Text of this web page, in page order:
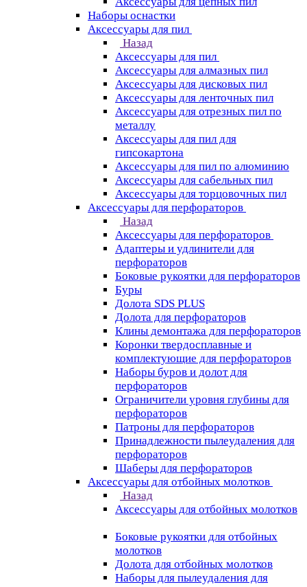
Наборы оснастки
Аксессуары для пил
Назад
Аксессуары для пил
Аксессуары для алмазных пил
Аксессуары для дисковых пил
Аксессуары для ленточных пил
Аксессуары для отрезных пил по
металлу
Аксессуары для пил для
гипсокартона
Аксессуары для пил по алюминию
Аксессуары для сабельных пил
Аксессуары для торцовочных пил
Аксессуары для перфораторов
Назад
Аксессуары для перфораторов
Адаптеры и удлинители для
перфораторов
Боковые рукоятки для перфораторов
Буры
Долота SDS PLUS
Долота для перфораторов
Клины демонтажа для перфораторов
Коронки твердосплавные и
комплектующие для перфораторов
Наборы буров и долот для
перфораторов
Ограничители уровня глубины для
перфораторов
Патроны для перфораторов
Принадлежности пылеудаления для
перфораторов
Шаберы для перфораторов
Аксессуары для отбойных молотков
Назад
Аксессуары для отбойных молотков
Боковые рукоятки для отбойных
молотков
Долота для отбойных молотков
Наборы для пылеудаления для